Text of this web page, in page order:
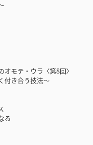
モテ・ウラ〈第8回〉
付き合う技法〜
る